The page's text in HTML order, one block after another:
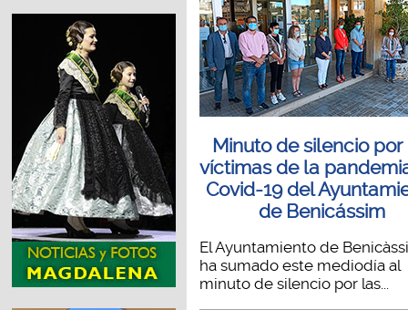
Minuto de silencio por
víctimas de la
Covid-19 del
de Benicássim
El Ayuntamiento de
ha sumado este mediodía al
minuto de silencio por las...